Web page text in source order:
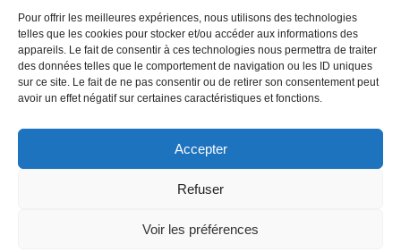
Pour offrir les meilleures expériences, nous utilisons des technologies
telles que les cookies pour stocker et/ou accéder aux informations des
appareils. Le fait de consentir à ces technologies nous permettra de traiter
des données telles que le comportement de navigation ou les ID uniques
sur ce site. Le fait de ne pas consentir ou de retirer son consentement peut
avoir un effet négatif sur certaines caractéristiques et fonctions.
Accepter
Refuser
Voir les préférences
lundi et jeudi de 9h à 11h30
mardi et vendredi de 16h à 18h30
@Vatteville-la-rue mentions légales